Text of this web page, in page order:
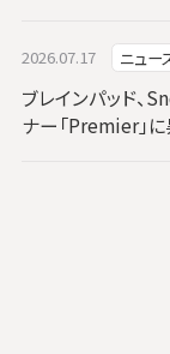
2026.07.17 ニュー
ブレインパッド、
ナー「Premier」